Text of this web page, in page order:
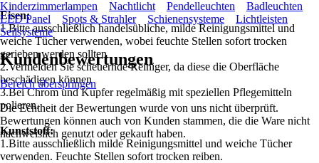
Eisen:
1.Bitte ausschließlich handelsübliche, milde Reinigungsmittel und
weiche Tücher verwenden, wobei feuchte Stellen sofort trocken
gerieben werden sollten
2.Vermeiden Sie scheuernde Reiniger, da diese die Oberfläche
beschädigen können
3.Bei Chrom und Kupfer regelmäßig mit speziellen Pflegemitteln
polieren.
Kunststoff:
1.Bitte ausschließlich milde Reinigungsmittel und weiche Tücher
verwenden. Feuchte Stellen sofort trocken reiben.
Kinderzimmerlampen
Nachtlicht Pendelleuchten
Badleuchten
LED Panel
Spots & Strahler Schienensysteme
Lichtleisten
Seilsysteme
Kundenbewertungen
Bereich überspringen
Die Echtheit der Bewertungen wurde von uns nicht überprüft.
Bewertungen können auch von Kunden stammen, die die Ware nicht
nachweislich genutzt oder gekauft haben.